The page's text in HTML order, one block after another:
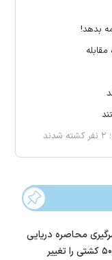
بدهد!
محاصره دریایی
ایران، مسیر بیش از ۵۰ کشتی را تغییر